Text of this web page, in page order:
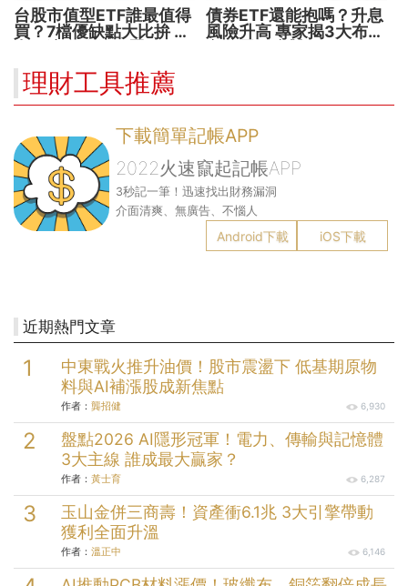
台股市值型ETF誰最值得
買？7檔優缺點大比拚 找
債券ETF還能抱嗎？升息
風險升高 專家揭3大布局
理財工具推薦
下載簡單記帳APP
2022火速竄起記帳APP
3秒記一筆！迅速找出財務漏洞
介面清爽、無廣告、不惱人
Android下載 iOS下載
近期熱門文章
中東戰火推升油價！股市震盪下 低基期原物
料與AI補漲股成新焦點
作者： 龔招健 6,930
盤點2026 AI隱形冠軍！電力、傳輸與記憶體
3大主線 誰成最大贏家？
作者： 黃士育 6,287
玉山金併三商壽！資產衝6.1兆 3大引擎帶動
獲利全面升溫
作者： 溫正中 6,146